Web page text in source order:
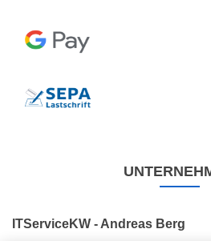
ITServiceKW - Andreas Berg